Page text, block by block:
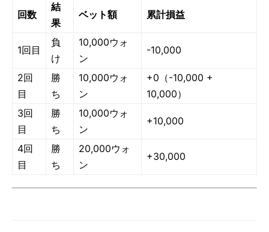
回数
結
果
ベット額 累計損益
1回目
負
け
10,000ウォ
ン
-10,000
2回
目
勝
ち
10,000ウォ
ン
+0（-10,000 +
10,000）
3回
目
勝
ち
10,000ウォ
ン
+10,000
4回
目
勝
ち
20,000ウォ
ン
+30,000